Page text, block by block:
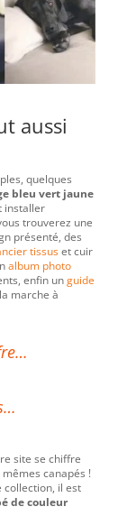
aussi
quelques
bleu vert jaune
installer
trouverez une
présenté, des
tissuset cuir
album photo
enfin unguide
marche à
site se chiffre
canapés !
collection, il est
de couleur